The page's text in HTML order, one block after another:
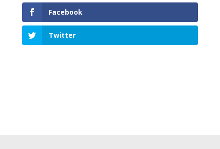
Facebook
Twitter